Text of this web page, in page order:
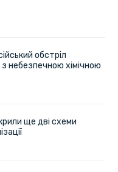
обстріл
небезпечною хімічною
ще дві схеми